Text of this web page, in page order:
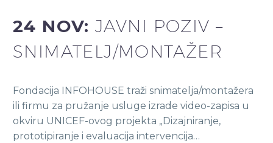
24 NOV:JAVNI POZIV –
SNIMATELJ/MONTAŽER
Fondacija INFOHOUSE traži snimatelja/montažera
ili firmu za pružanje usluge izrade video-zapisa u
okviru UNICEF-ovog projekta „Dizajniranje,
prototipiranje i evaluacija intervencija…